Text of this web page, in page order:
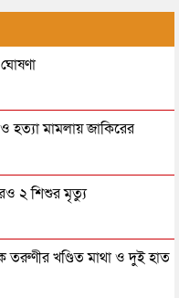
ঘোষণা
ও হত্যা মামলায় জাকিরের
২ শিশুর মৃত্যু
তরুণীর খণ্ডিত মাথা ও দুই হাত